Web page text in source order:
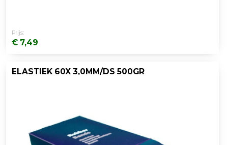
Prijs:
€ 7,49
ELASTIEK 60X 3,0MM/DS 500GR